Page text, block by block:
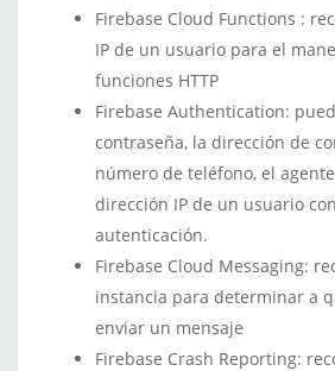
Firebase Cloud Functions :
IP de un usuario para el
funciones HTTP
Firebase Authentication:
contraseña, la dirección de
número de teléfono, el
dirección IP de un usuario
autenticación.
Firebase Cloud Messaging:
instancia para determinar a
enviar un mensaje
Firebase Crash Reporting: